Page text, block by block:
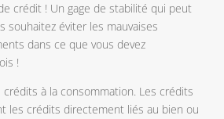
crédit ! Un gage de stabilité qui peut
souhaitez éviter les mauvaises
dans ce que vous devez
!
à la consommation. Les crédits
les crédits directement liés au bien ou